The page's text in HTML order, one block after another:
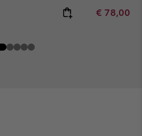
Minimum
€ 78,00